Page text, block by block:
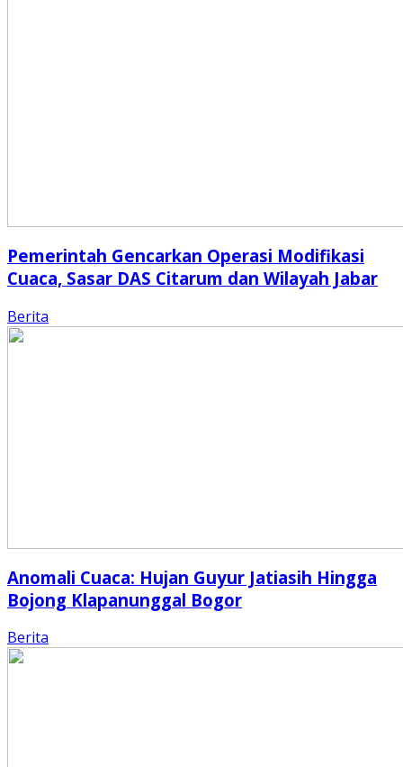
Pemerintah Gencarkan Operasi Modifikasi
Cuaca, Sasar DAS Citarum dan Wilayah Jabar
Berita
Anomali Cuaca: Hujan Guyur Jatiasih Hingga
Bojong Klapanunggal Bogor
Berita